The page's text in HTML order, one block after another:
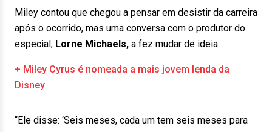
Miley contou que chegou a pensar em desistir da carreira
após o ocorrido, mas uma conversa com o produtor do
especial, Lorne Michaels, a fez mudar de ideia.
+ Miley Cyrus é nomeada a mais jovem lenda da
Disney
“Ele disse: ‘Seis meses, cada um tem seis meses para